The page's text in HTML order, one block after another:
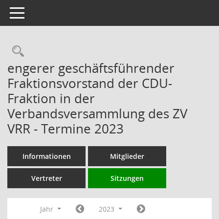
Toggle navigation
Rechercheauswahl
engerer geschäftsführender
Fraktionsvorstand der CDU-
Fraktion in der
Verbandsversammlung des ZV
VRR - Termine 2023
Informationen Mitglieder
Vertreter Sitzungen
Jahr
2023